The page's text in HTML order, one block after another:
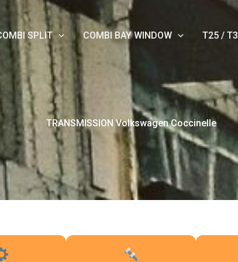
SPLIT COMBI BAY WINDOW T25 / T3
TRANSMISSION Volkswagen Coccinelle